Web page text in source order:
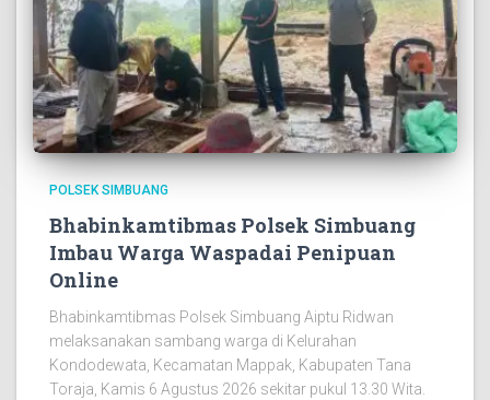
POLSEK SIMBUANG
Bhabinkamtibmas Polsek Simbuang
Imbau Warga Waspadai Penipuan
Online
Bhabinkamtibmas Polsek Simbuang Aiptu Ridwan
melaksanakan sambang warga di Kelurahan
Kondodewata, Kecamatan Mappak, Kabupaten Tana
Toraja, Kamis 6 Agustus 2026 sekitar pukul 13.30 Wita.